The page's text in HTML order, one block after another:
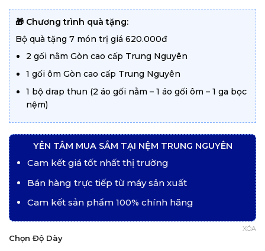
2.250.000 ₫
🎁 Chương trình quà tặng:
Bộ quà tặng 7 món trị giá 620.000đ
2 gối nằm Gòn cao cấp Trung Nguyên
1 gối ôm Gòn cao cấp Trung Nguyên
1 bộ drap thun (2 áo gối nằm – 1 áo gối ôm – 1 ga bọc
nệm)
YÊN TÂM MUA SẮM TẠI NỆM TRUNG NGUYÊN
Cam kết giá tốt nhất thị trường
Bán hàng trực tiếp từ máy sản xuất
Cam kết sản phẩm 100% chính hãng
Chọn Độ Dày
XÓA